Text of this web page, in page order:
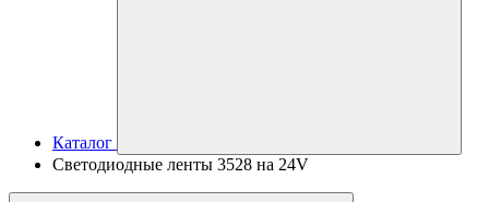
Каталог
Светодиодные ленты 3528 на 24V